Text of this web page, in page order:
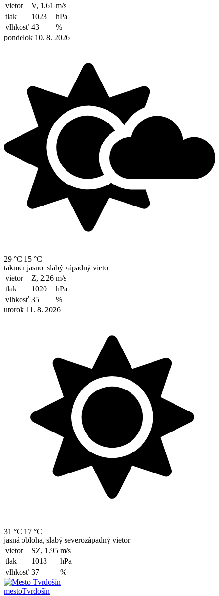
vietor V, 1.61 m/s
tlak
1023
hPa
vlhkosť 43
%
pondelok 10. 8. 2026
29 °C 15 °C
takmer jasno, slabý západný vietor
vietor
Z, 2.26 m/s
tlak
1020
hPa
vlhkosť 35
%
utorok 11. 8. 2026
31 °C 17 °C
jasná obloha, slabý severozápadný vietor
vietor
SZ, 1.95 m/s
tlak
1018
hPa
vlhkosť 37 %
mestoTvrdošín